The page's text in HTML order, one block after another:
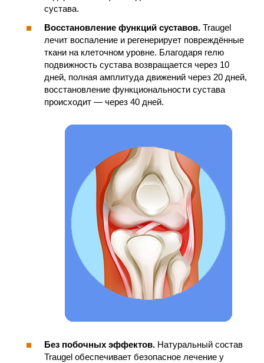
сустава.
Восстановление функций суставов. Traugel
лечит воспаление и регенерирует повреждённые
ткани на клеточном уровне. Благодаря гелю
подвижность сустава возвращается через 10
дней, полная амплитуда движений через 20 дней,
восстановление функциональности сустава
происходит — через 40 дней.
Без побочных эффектов. Натуральный состав
Traugel обеспечивает безопасное лечение у